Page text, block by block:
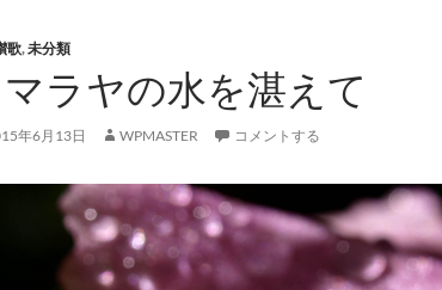
歌,未分類
マラヤの水を湛えて
年6月13日 WPMASTER コメントする